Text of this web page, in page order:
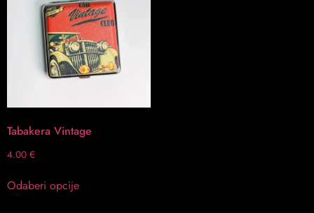
Tabakera Vintage
4.00 €
Odaberi opcije